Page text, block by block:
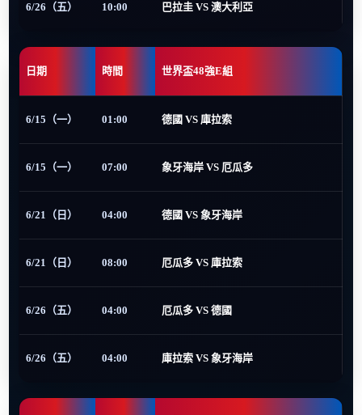
6/26（五） 10:00 巴拉圭 VS 澳大利亞
日期 時間 世界盃48強E組
6/15（一） 01:00 德國 VS 庫拉索
6/15（一） 07:00 象牙海岸 VS 厄瓜多
6/21（日） 04:00 德國 VS 象牙海岸
6/21（日） 08:00 厄瓜多 VS 庫拉索
6/26（五） 04:00 厄瓜多 VS 德國
6/26（五） 04:00 庫拉索 VS 象牙海岸